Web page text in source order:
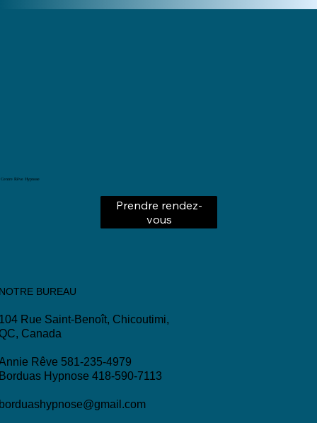
Centre Rêve Hypnose
Prendre rendez-
vous
BUREAU
Rue Saint-Benoît, Chicoutimi,
Canada
Rêve 581-235-4979
Hypnose 418-590-7113